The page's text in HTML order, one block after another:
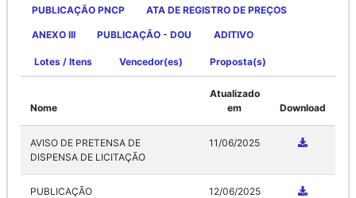
PUBLICAÇÃO PNCP ATA DE REGISTRO DE PREÇOS
ANEXO III PUBLICAÇÃO - DOU ADITIVO
Lotes / Itens Vencedor(es) Proposta(s)
Nome
Atualizado
em
Download
AVISO DE PRETENSA DE
DISPENSA DE LICITAÇÃO
11/06/2025
PUBLICAÇÃO 12/06/2025